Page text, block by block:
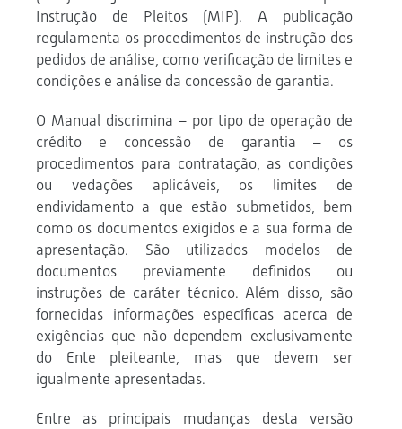
Instrução de Pleitos (MIP). A publicação
regulamenta os procedimentos de instrução dos
pedidos de análise, como verificação de limites e
condições e análise da concessão de garantia.
O Manual discrimina – por tipo de operação de
crédito e concessão de garantia – os
procedimentos para contratação, as condições
ou vedações aplicáveis, os limites de
endividamento a que estão submetidos, bem
como os documentos exigidos e a sua forma de
apresentação. São utilizados modelos de
documentos previamente definidos ou
instruções de caráter técnico. Além disso, são
fornecidas informações específicas acerca de
exigências que não dependem exclusivamente
do Ente pleiteante, mas que devem ser
igualmente apresentadas.
Entre as principais mudanças desta versão